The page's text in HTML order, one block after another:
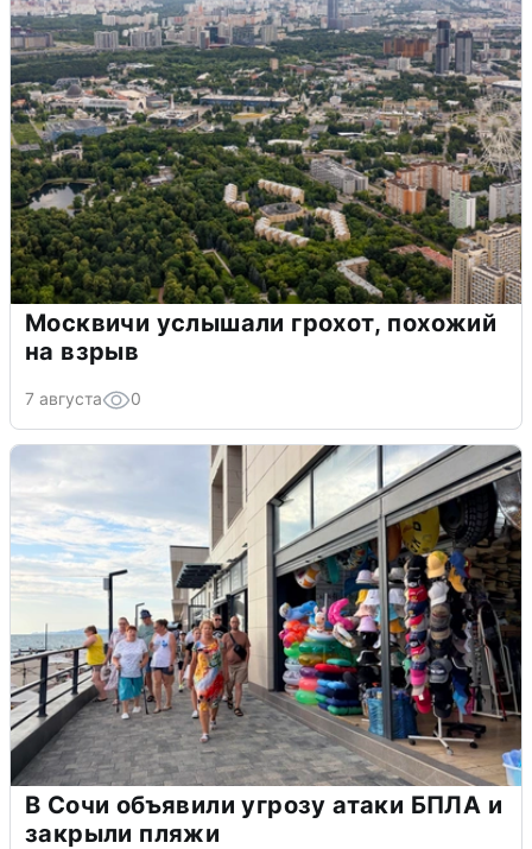
Москвичи услышали грохот, похожий
на взрыв
7 августа 0
В Сочи объявили угрозу атаки БПЛА и
закрыли пляжи